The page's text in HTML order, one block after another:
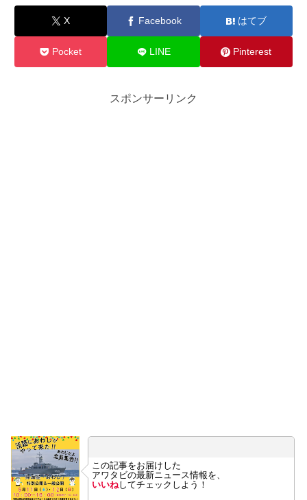
X Facebook はてブ
Pocket LINE Pinterest
スポンサーリンク
この記事をお届けした
アワタビの最新ニュース情報を、
いいねしてチェックしよう！